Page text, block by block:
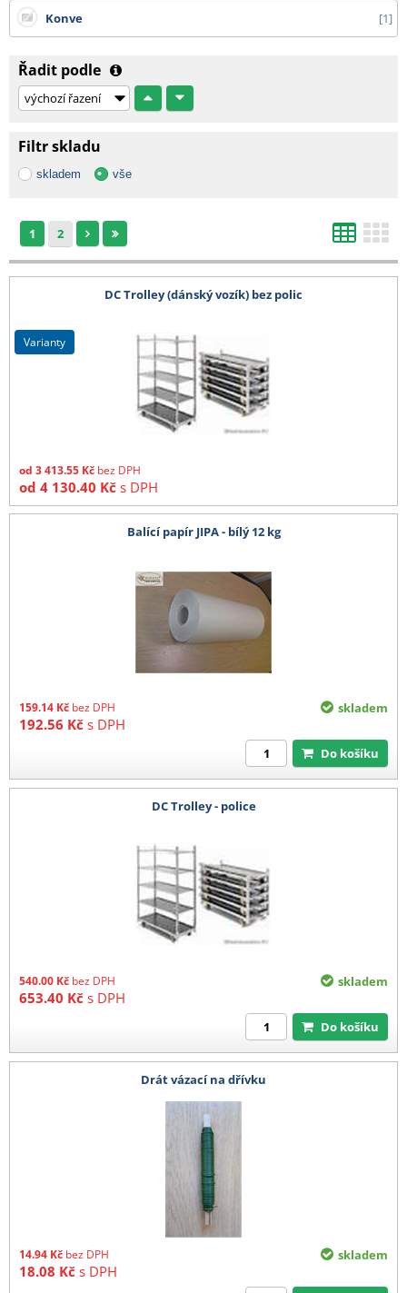
Konve 1
Řadit podle
Filtr skladu
skladem vše
1 2
DC Trolley (dánský vozík) bez polic
od 3 413.55 Kč bez DPH
od 4 130.40 Kč s DPH
varianty
Balící papír JIPA - bílý 12 kg
159.14 Kč bez DPH
192.56 Kč s DPH
skladem
Do košíku
DC Trolley - police
540.00 Kč bez DPH
653.40 Kč s DPH
skladem
Do košíku
Drát vázací na dřívku
14.94 Kč bez DPH
18.08 Kč s DPH
skladem